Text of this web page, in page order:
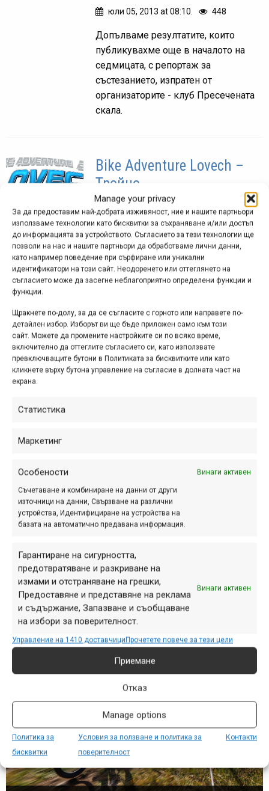
Manage your privacy
За да предоставим най-добрата изживяност, ние и нашите партньори
използваме технологии като бисквитки за съхраняване и/или достъп
до информацията за устройството. Съгласието за тези технологии ще
позволи на нас и нашите партньори да обработваме лични данни,
като например поведение при сърфиране или уникални
идентификатори на този сайт. Неодоренето или оттеглянето на
съгласието може да засегне неблагоприятно определени функции и
функции.
Щракнете по-долу, за да се съгласите с горното или направете по-
детайлен избор. Изборът ви ще бъде приложен само към този
сайт. Можете да промените настройките си по всяко време,
включително да оттеглите съгласието си, като използвате
превключващите бутони в Политиката за бисквитките или като
кликнете върху бутона управление на съгласие в долната част на
екрана.
Статистика
Маркетинг
Особености Винаги активен
Съчетаване и комбиниране на данни от други
източници на данни, Свързване на различни
устройства, Идентифициране на устройства на
базата на автоматично предавана информация.
Гарантиране на сигурността,
предотвратяване и разкриване на
измами и отстраняване на грешки,
Предоставяне и представяне на реклама
и съдържание, Запазване и съобщаване
на избори за поверителност.
Винаги активен
Управление на 1410 доставчициПрочетете повече за тези цели
Приемане
Отказ
Manage options
Политика за
бисквитки
Условия за ползване и политика за
поверителност
Контакти
юли 05, 2013 at 08:10. 448
Допълваме резултатите, които
публикувахме още в началото на
седмицата, с репортаж за
състезанието, изпратен от
организаторите - клуб Пресечената
скала.
Bike Adventure Lovech –
Тройно
предизвикателство –
30.06.2013
май 03, 2013 at 14:53. 303
Започва подготовката на третото
поред издание на състезанието Bike
състезанието през 2011 г. и
вълнуващата надпревара във
връзка със Световния ден на
предизвикателството през 2012...
На 13 май в Ловеч ще се проведе
смесено състезание по ориентиране
и колоездене, организирано от
местния спортен клуб по
ориентиране и от велоклуб
него бяха...
Снимка на деня